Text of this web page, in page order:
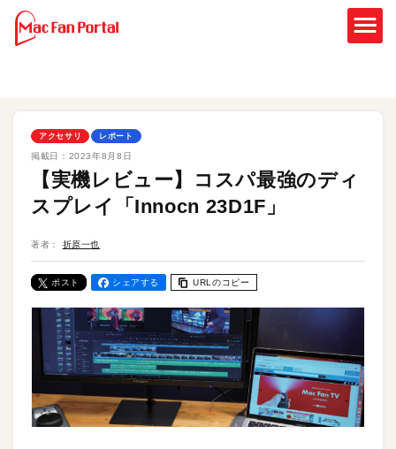
アクセサリ レポート
掲載日： 2023年8月8日
【実機レビュー】コスパ最強のディ
スプレイ「Innocn 23D1F」
著者： 折原一也
ポスト シェアする URLのコピー